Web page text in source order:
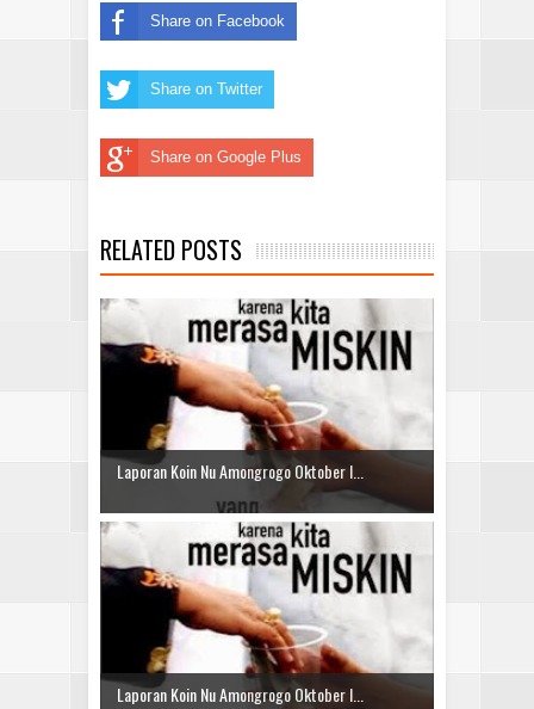
Share on Facebook
Share on Twitter
Share on Google Plus
RELATED POSTS
Laporan Koin Nu Amongrogo Oktober I...
Laporan Koin Nu Amongrogo Oktober I...